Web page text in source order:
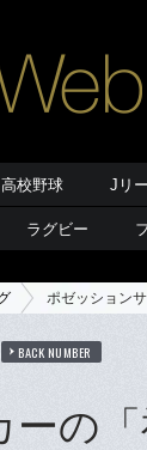
高校野球 Jリ
ラグビー
ポゼッション
BACK NUMBER
の